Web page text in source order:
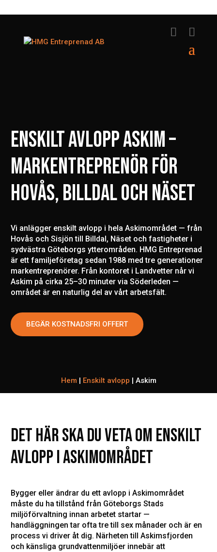
ENSKILT AVLOPP ASKIM –
MARKENTREPRENÖR FÖR
HOVÅS, BILLDAL OCH NÄSET
Vi anlägger enskilt avlopp i hela Askimområdet — från
Hovås och Sisjön till Billdal, Näset och fastigheter i
sydvästra Göteborgs ytterområden. HMG Entreprenad
är ett familjeföretag sedan 1988 med tre generationer
markentreprenörer. Från kontoret i Landvetter når vi
Askim på cirka 25–30 minuter via Söderleden —
området är en naturlig del av vårt arbetsfält.
BEGÄR KOSTNADSFRI OFFERT
Hem | Enskilt avlopp | Askim
DET HÄR SKA DU VETA OM ENSKILT
AVLOPP I ASKIMOMRÅDET
Bygger eller ändrar du ett avlopp i Askimområdet
måste du ha tillstånd från Göteborgs Stads
miljöförvaltning innan arbetet startar —
handläggningen tar ofta tre till sex månader och är en
process vi driver åt dig. Närheten till Askimsfjorden
och känsliga grundvattenmiljöer innebär att